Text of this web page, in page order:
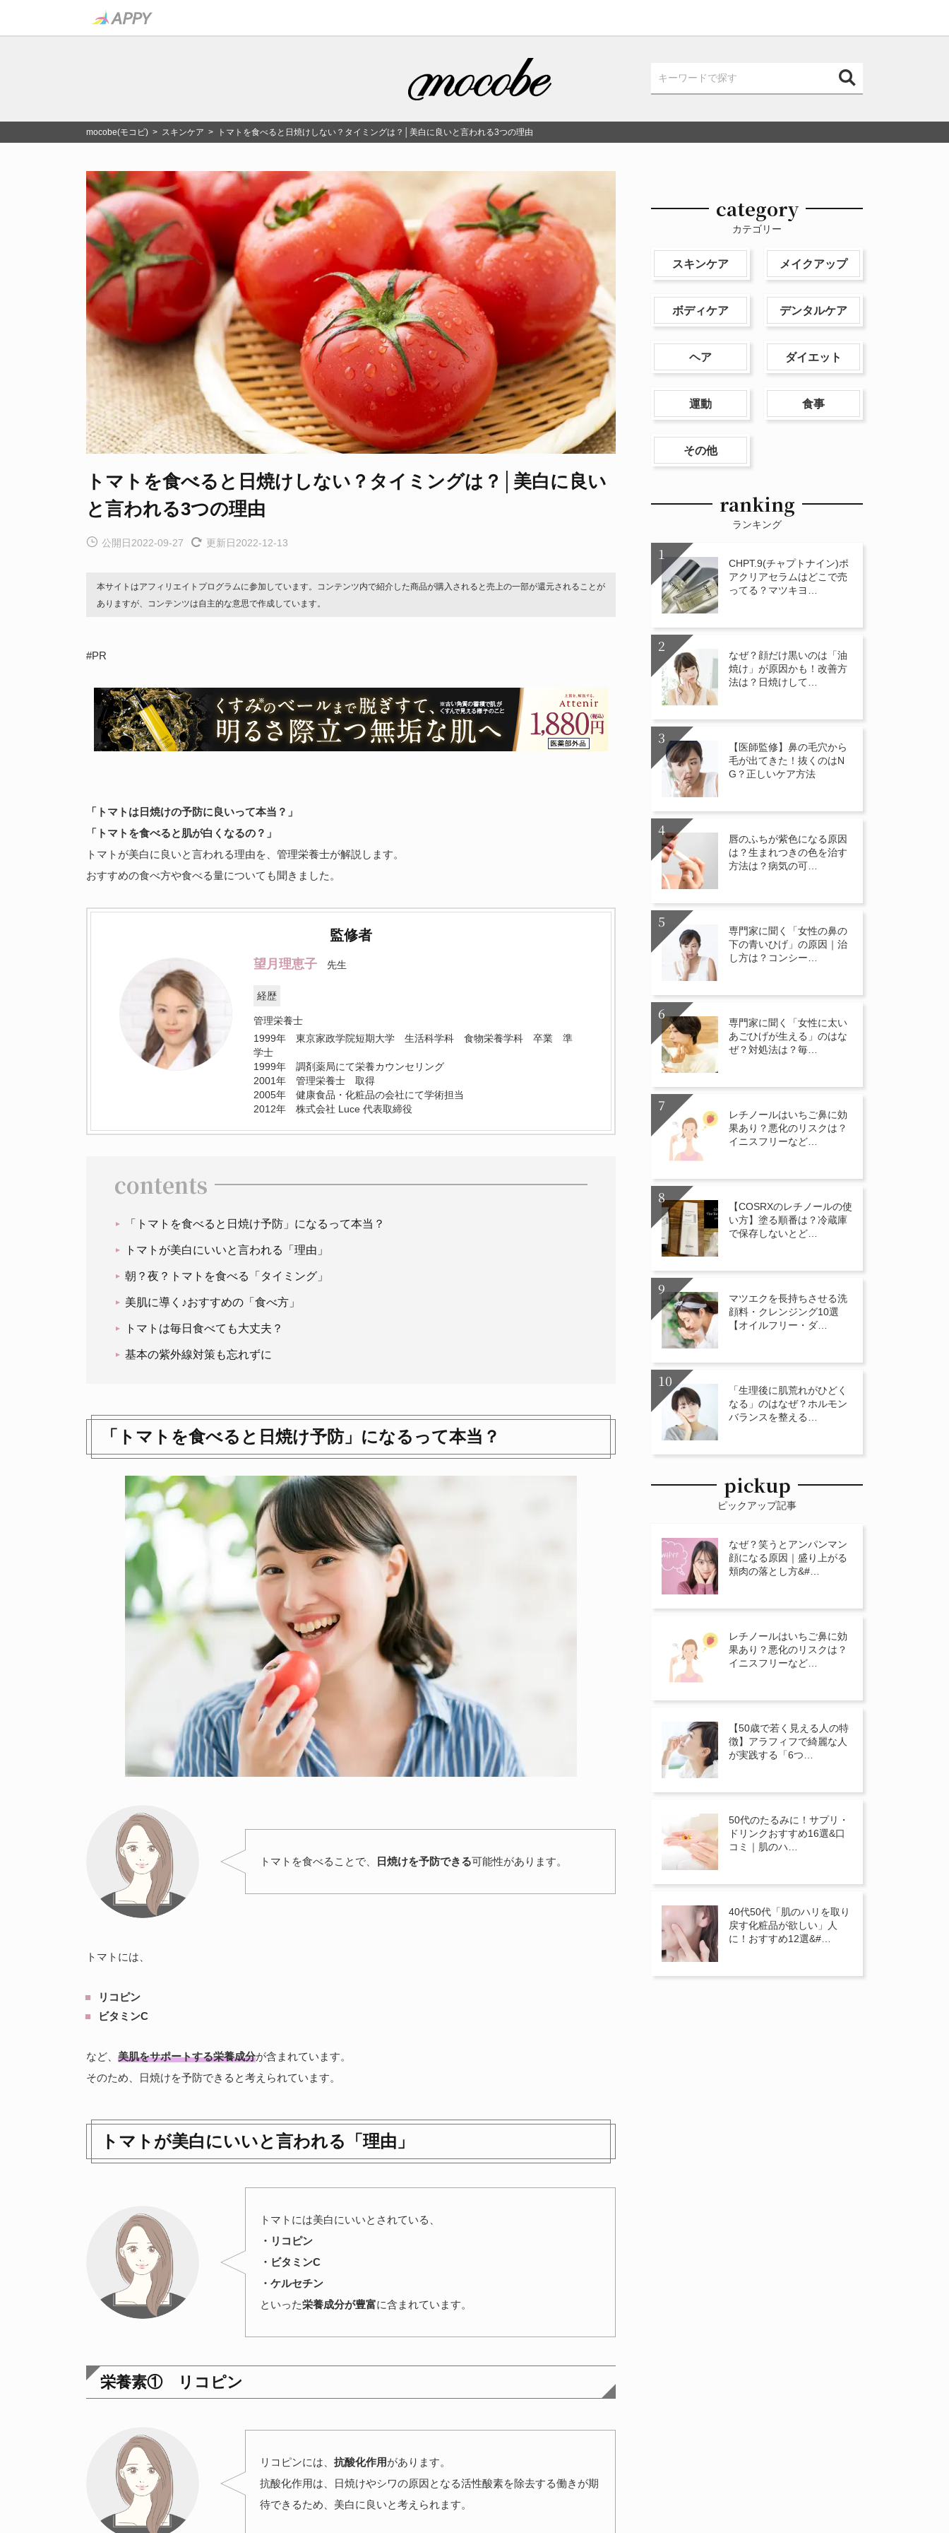
mocobe(モコビ) > スキンケア > トマトを食べると日焼けしない？タイミングは？│美白に良いと言われる3つの理由
トマトを食べると日焼けしない？タイミングは？│美白に良い
と言われる3つの理由
公開日2022-09-27 更新日2022-12-13
本サイトはアフィリエイトプログラムに参加しています。コンテンツ内で紹介した商品が購入されると売上の一部が還元されることが
ありますが、コンテンツは自主的な意思で作成しています。
#PR
「トマトは日焼けの予防に良いって本当？」
「トマトを食べると肌が白くなるの？」
トマトが美白に良いと言われる理由を、管理栄養士が解説します。
おすすめの食べ方や食べる量についても聞きました。
監修者
望月理恵子 先生
経歴
管理栄養士
1999年 東京家政学院短期大学 生活科学科 食物栄養学科 卒業 準
学士
1999年 調剤薬局にて栄養カウンセリング
2001年 管理栄養士 取得
2005年 健康食品・化粧品の会社にて学術担当
2012年 株式会社 Luce 代表取締役
contents
「トマトを食べると日焼け予防」になるって本当？
トマトが美白にいいと言われる「理由」
朝？夜？トマトを食べる「タイミング」
美肌に導く♪おすすめの「食べ方」
トマトは毎日食べても大丈夫？
基本の紫外線対策も忘れずに
「トマトを食べると日焼け予防」になるって本当？
トマトを食べることで、 日焼けを予防できる可能性があります。
トマトには、
リコピン
ビタミンC
など、 美肌をサポートする栄養成分が含まれています。
そのため、日焼けを予防できると考えられています。
トマトが美白にいいと言われる「理由」
トマトには美白にいいとされている、
・リコピン
・ビタミンC
・ケルセチン
といった栄養成分が豊富に含まれています。
栄養素① リコピン
リコピンには、 抗酸化作用があります。
抗酸化作用は、日焼けやシワの原因となる活性酸素を除去する働きが期
待できるため、美白に良いと考えられます。
category
カテゴリー
スキンケア メイクアップ
ボディケア デンタルケア
ヘア ダイエット
運動 食事
その他
ranking
ランキング
CHPT.9(チャプトナイン)ポ
アクリアセラムはどこで売
ってる？マツキヨ…
なぜ？顔だけ黒いのは「油
焼け」が原因かも！改善方
法は？日焼けして…
【医師監修】鼻の毛穴から
毛が出てきた！抜くのはN
G？正しいケア方法
唇のふちが紫色になる原因
は？生まれつきの色を治す
方法は？病気の可…
専門家に聞く「女性の鼻の
下の青いひげ」の原因｜治
し方は？コンシー…
専門家に聞く「女性に太い
あごひげが生える」のはな
ぜ？対処法は？毎…
レチノールはいちご鼻に効
果あり？悪化のリスクは？
イニスフリーなど…
【COSRXのレチノールの使
い方】塗る順番は？冷蔵庫
で保存しないとど…
マツエクを長持ちさせる洗
顔料・クレンジング10選
【オイルフリー・ダ…
「生理後に肌荒れがひどく
なる」のはなぜ？ホルモン
バランスを整える…
pickup
ピックアップ記事
なぜ？笑うとアンパンマン
顔になる原因｜盛り上がる
頬肉の落とし方&#…
レチノールはいちご鼻に効
果あり？悪化のリスクは？
イニスフリーなど…
【50歳で若く見える人の特
徴】アラフィフで綺麗な人
が実践する「6つ…
50代のたるみに！サプリ・
ドリンクおすすめ16選&口
コミ｜肌のハ…
40代50代「肌のハリを取り
戻す化粧品が欲しい」人
に！おすすめ12選&#…